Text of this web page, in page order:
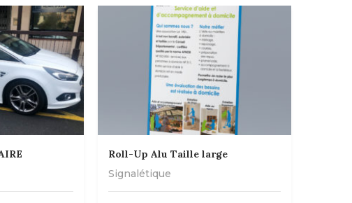
Roll-Up Alu Taille large
Signalétique